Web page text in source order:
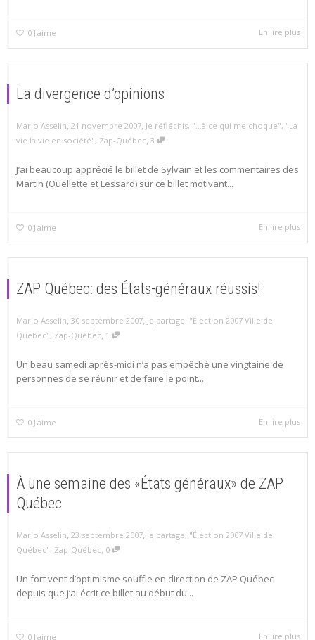
0 J'aime En lire plus
La divergence d’opinions
Mario Asselin 21 novembre 2007 Je réfléchis, "...à ce qui me choque", "La
vie la vie en société", Zap-Québec 3
J’ai beaucoup apprécié le billet de Sylvain et les commentaires des
Martin (Ouellette et Lessard) sur ce billet motivant...
0 J'aime En lire plus
ZAP Québec: des États-généraux réussis!
Mario Asselin, 30 septembre 2007, Je partage, "Élection 2007 Ville de
Québec", Zap-Québec, 1
Un beau samedi après-midi n’a pas empêché une vingtaine de
personnes de se réunir et de faire le point...
0 J'aime En lire plus
À une semaine des «États généraux» de ZAP
Québec
Mario Asselin, 23 septembre 2007, Je partage, "Élection 2007 Ville de
Québec", Zap-Québec, 0
Un fort vent d’optimisme souffle en direction de ZAP Québec
depuis que j’ai écrit ce billet au début du...
0 J'aime En lire plus